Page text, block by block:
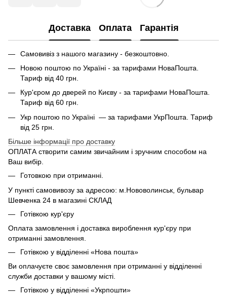
Доставка Оплата Гарантія
Самовивіз з нашого магазину - безкоштовно.
Новою поштою по Україні - за тарифами НоваПошта.
Тариф від 40 грн.
Кур'єром до дверей по Києву - за тарифами НоваПошта.
Тариф від 60 грн.
Укр поштою по Україні — за тарифами УкрПошта. Тариф
від 25 грн.
Більше інформації про доставку
ОПЛАТА створити самим звичайним і зручним способом на
Ваш вибір.
Готовкою при отриманні.
У пункті самовивозу за адресою: м.Нововолинськ, бульвар
Шевченка 24 в магазині СКЛАД
Готівкою кур'єру
Оплата замовлення і доставка вироблення кур'єру при
отриманні замовлення.
Готівкою у відділенні «Нова пошта»
Ви оплачуєте своє замовлення при отриманні у відділенні
служби доставки у вашому місті.
Готівкою у відділенні «Укрпошти»